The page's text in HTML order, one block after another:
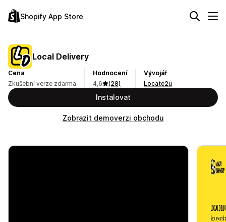
Shopify App Store
Local Delivery
Cena
Zkušební verze zdarma
Hodnocení
4,6
(28)
Vývojář
Locate2u
Instalovat
Zobrazit demoverzi obchodu